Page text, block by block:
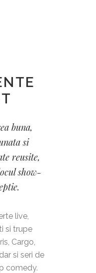
buna,
si
reusite,
show-
live,
si trupe
Cargo,
si seri de
comedy.